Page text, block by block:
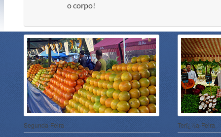
o corpo!
Segunda-Feira Terï¿½a-Feira